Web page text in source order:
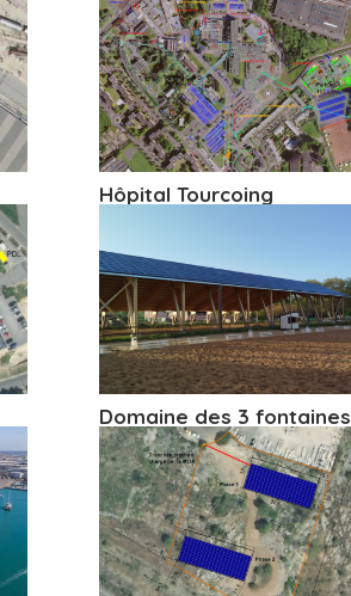
Hôpital Tourcoing
Domaine des 3 fontaines